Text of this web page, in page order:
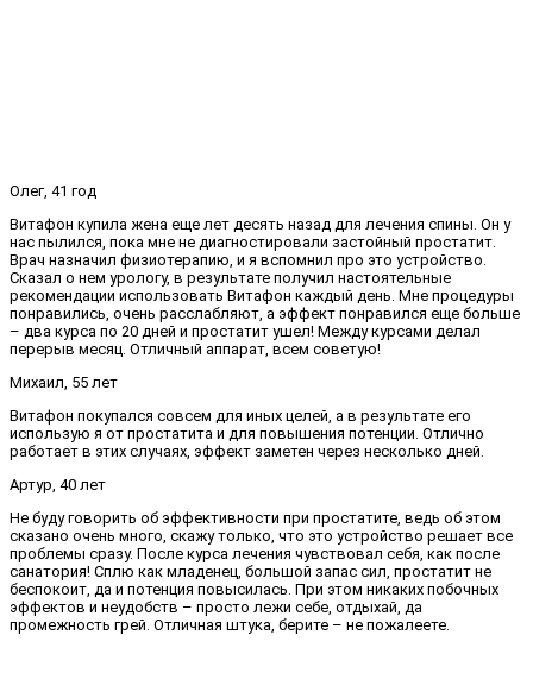
Олег, 41 год
Витафон купила жена еще лет десять назад для лечения спины. Он у
нас пылился, пока мне не диагностировали застойный простатит.
Врач назначил физиотерапию, и я вспомнил про это устройство.
Сказал о нем урологу, в результате получил настоятельные
рекомендации использовать Витафон каждый день. Мне процедуры
понравились, очень расслабляют, а эффект понравился еще больше
– два курса по 20 дней и простатит ушел! Между курсами делал
перерыв месяц. Отличный аппарат, всем советую!
Михаил, 55 лет
Витафон покупался совсем для иных целей, а в результате его
использую я от простатита и для повышения потенции. Отлично
работает в этих случаях, эффект заметен через несколько дней.
Артур, 40 лет
Не буду говорить об эффективности при простатите, ведь об этом
сказано очень много, скажу только, что это устройство решает все
проблемы сразу. После курса лечения чувствовал себя, как после
санатория! Сплю как младенец, большой запас сил, простатит не
беспокоит, да и потенция повысилась. При этом никаких побочных
эффектов и неудобств – просто лежи себе, отдыхай, да
промежность грей. Отличная штука, берите – не пожалеете.